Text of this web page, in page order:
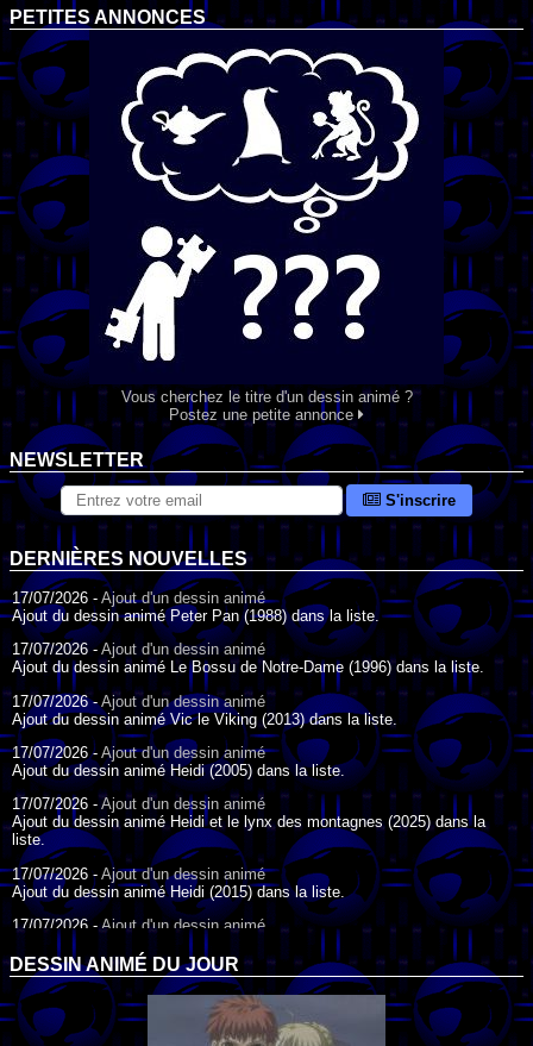
PETITES ANNONCES
Vous cherchez le titre d'un dessin animé ?
Postez une petite annonce
NEWSLETTER
S'inscrire
DERNIÈRES NOUVELLES
17/07/2026 - Ajout d'un dessin animé
Ajout du dessin animé Peter Pan (1988) dans la liste.
17/07/2026 -Ajout d'un dessin animé
Ajout du dessin animé Le Bossu de Notre-Dame (1996) dans la liste.
17/07/2026 -Ajout d'un dessin animé
Ajout du dessin animé Vic le Viking (2013) dans la liste.
17/07/2026 - Ajout d'un dessin animé
Ajout du dessin animé Heidi (2005) dans la liste.
17/07/2026 - Ajout d'un dessin animé
Ajout du dessin animé Heidi et le lynx des montagnes (2025) dans la
liste.
17/07/2026 - Ajout d'un dessin animé
Ajout du dessin animé Heidi (2015) dans la liste.
17/07/2026 -Ajout d'un dessin animé
Ajout du dessin animé Heidi (1995) dans la liste.
09/07/2026 -Ajout d'un dessin animé
Ajout du dessin animé Genki l'Aventurier de la Chance (2006) dans la
liste.
DESSIN ANIMÉ DU JOUR